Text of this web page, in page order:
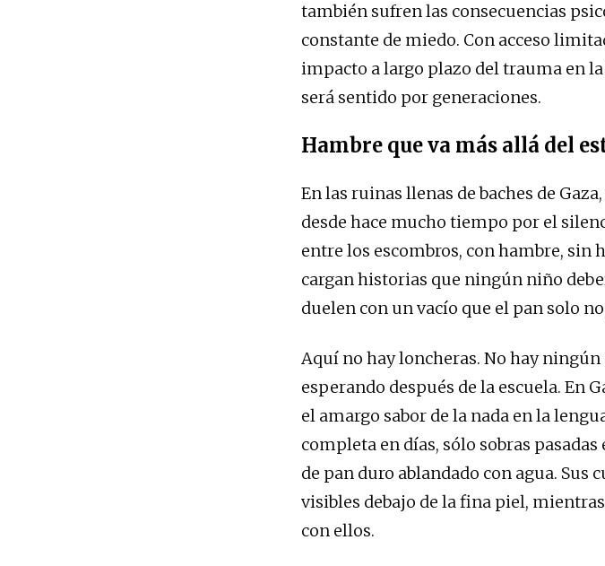
también sufren las consecuencias
constante de miedo. Con acceso
impacto a largo plazo del trauma en
será sentido por generaciones.
Hambre que va más allá del
En las ruinas llenas de baches de
desde hace mucho tiempo por el
entre los escombros, con hambre, sin
cargan historias que ningún niño
duelen con un vacío que el pan solo
Aquí no hay loncheras. No hay
esperando después de la escuela. En
el amargo sabor de la nada en la
completa en días, sólo sobras
de pan duro ablandado con agua. Sus
visibles debajo de la fina piel,
con ellos.